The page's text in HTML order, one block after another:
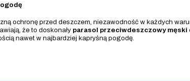
ochronę przed deszczem, niezawodność w każdych
że to doskonały parasol przeciwdeszczowy męski
nawet w najbardziej kapryśną pogodę.